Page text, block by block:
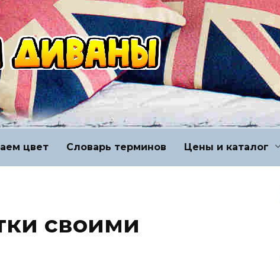
цвет Словарь терминов Цены и каталог
своими